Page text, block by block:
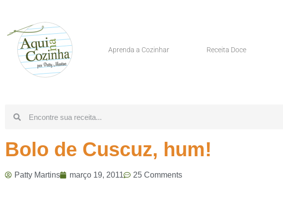
Aprenda a Cozinhar Receita Doce
Bolo de Cuscuz, hum!
Patty Martins março 19, 2011 25 Comments